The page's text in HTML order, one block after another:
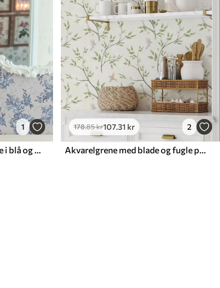
1
Delikate blomster og blade i blå og blå farver på en lys baggrund
178.85kr107.31 kr 2
Akvarelgrene med blade og fugle på en lys baggrund